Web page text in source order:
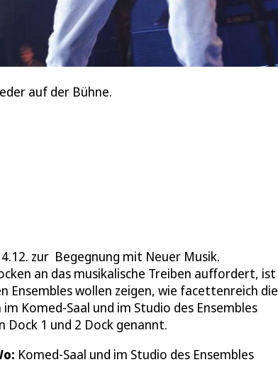
auf der Bühne.
zur Begegnung mit Neuer Musik.
an das musikalische Treiben auffordert, ist
Ensembles wollen zeigen, wie facettenreich die
Komed-Saal und im Studio des Ensembles
Dock 1 und 2 Dock genannt.
Komed-Saal und im Studio des Ensembles